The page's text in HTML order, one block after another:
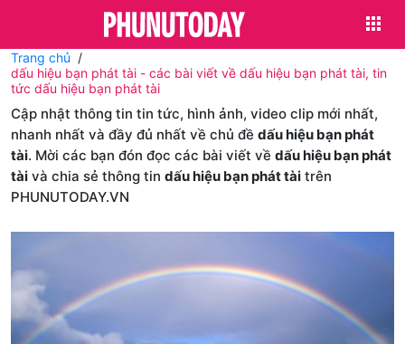
Trang chủ
dấu hiệu bạn phát tài - các bài viết về dấu hiệu bạn phát tài, tin
tức dấu hiệu bạn phát tài
Cập nhật thông tin tin tức, hình ảnh, video clip mới nhất,
nhanh nhất và đầy đủ nhất về chủ đề dấu hiệu bạn phát
tài. Mời các bạn đón đọc các bài viết về dấu hiệu bạn phát
tài và chia sẻ thông tin dấu hiệu bạn phát tài trên
PHUNUTODAY.VN